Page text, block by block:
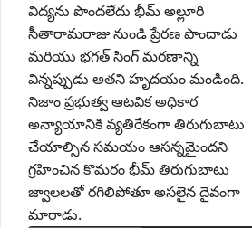
విద్యను పొందలేదు భీమ్ అల్లూరి
సీతారామరాజు నుండి ప్రేరణ పొందాడు
మరియు భగత్ సింగ్ మరణాన్ని
విన్నప్పుడు అతని హృదయం మండింది.
నిజాం ప్రభుత్వ ఆటవిక అధికార
అన్యాయానికి వ్యతిరేకంగా తిరుగుబాటు
చేయాల్సిన సమయం ఆసన్నమైందని
గ్రహించిన కొమరం భీమ్ తిరుగుబాటు
జ్వాలలతో రగిలిపోతూ అసలైన దైవంగా
మారాడు.